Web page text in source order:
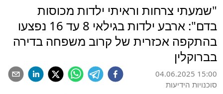
"שמעתי צרחות וראיתי ילדות מכוסות
בדם": ארבע ילדות בגילאי 8 עד 16 נפצעו
בהתקפה אכזרית של קרוב משפחה בדירה
בברוקלין
04.06.2025 15:00
סוכנויות הידיעות